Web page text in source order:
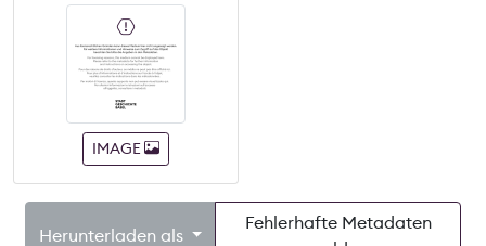
IMAGE
Herunterladen als
Fehlerhafte Metadaten